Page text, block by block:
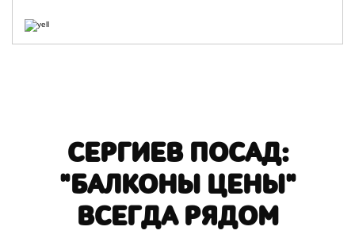
СЕРГИЕВ ПОСАД:
"БАЛКОНЫ ЦЕНЫ"
ВСЕГДА РЯДОМ